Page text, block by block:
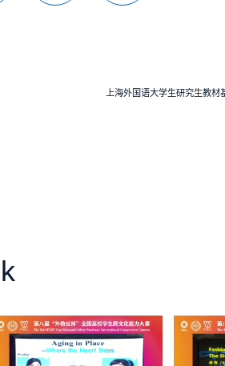
上海外国语大学生研究生教